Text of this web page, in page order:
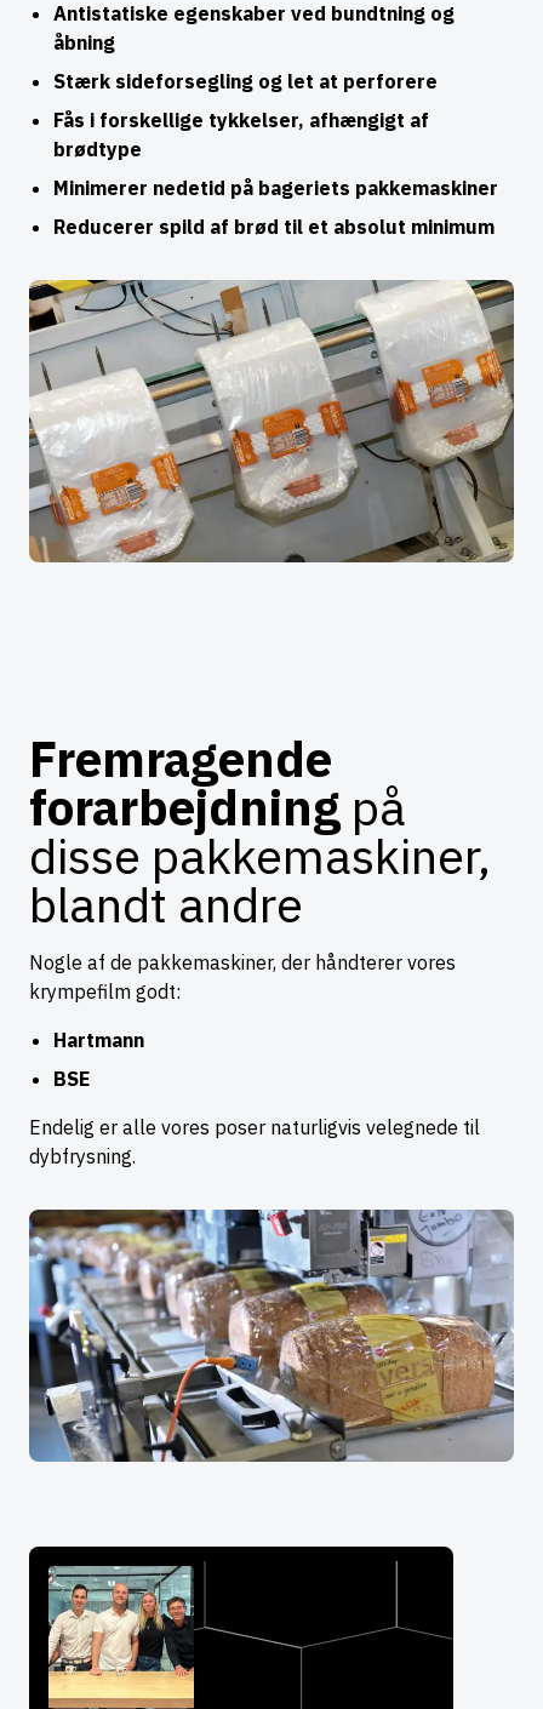
Antistatiske egenskaber ved bundtning og
åbning
Stærk sideforsegling og let at perforere
Fås i forskellige tykkelser, afhængigt af
brødtype
Minimerer nedetid på bageriets pakkemaskiner
Reducerer spild af brød til et absolut minimum
Fremragende
forarbejdning på
disse pakkemaskiner,
blandt andre
Nogle af de pakkemaskiner, der håndterer vores
krympefilm godt:
Hartmann
BSE
Endelig er alle vores poser naturligvis velegnede til
dybfrysning.